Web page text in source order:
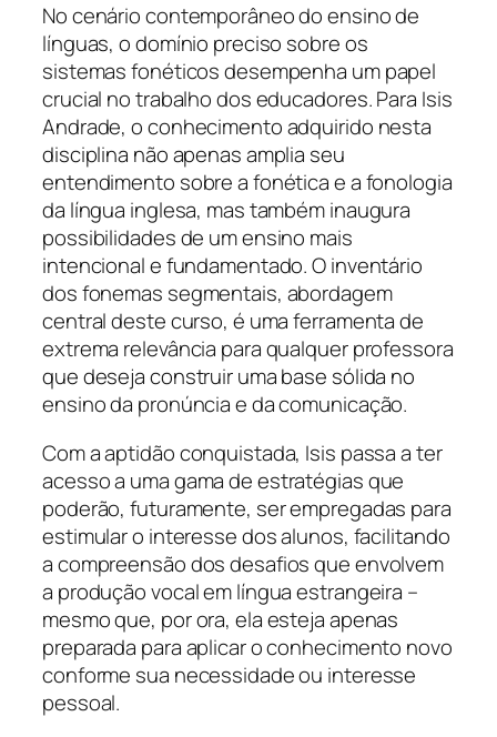
No cenário contemporâneo do ensino de
línguas, o domínio preciso sobre os
sistemas fonéticos desempenha um papel
crucial no trabalho dos educadores. Para Isis
Andrade, o conhecimento adquirido nesta
disciplina não apenas amplia seu
entendimento sobre a fonética e a fonologia
da língua inglesa, mas também inaugura
possibilidades de um ensino mais
intencional e fundamentado. O inventário
dos fonemas segmentais, abordagem
central deste curso, é uma ferramenta de
extrema relevância para qualquer professora
que deseja construir uma base sólida no
ensino da pronúncia e da comunicação.
Com a aptidão conquistada, Isis passa a ter
acesso a uma gama de estratégias que
poderão, futuramente, ser empregadas para
estimular o interesse dos alunos, facilitando
a compreensão dos desafios que envolvem
a produção vocal em língua estrangeira –
mesmo que, por ora, ela esteja apenas
preparada para aplicar o conhecimento novo
conforme sua necessidade ou interesse
pessoal.